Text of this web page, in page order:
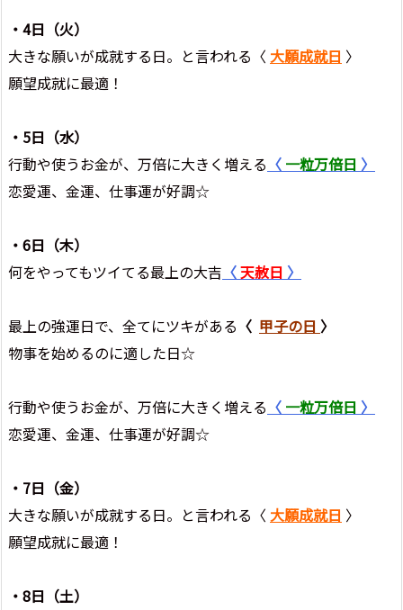
・4日（火）
大きな願いが成就する日。と言われる〈 大願成就日 〉
願望成就に最適！
・5日（水）
行動や使うお金が、万倍に大きく増える 〈 一粒万倍日 〉
恋愛運、金運、仕事運が好調☆
・6日（木）
何をやってもツイてる最上の大吉 〈天赦日 〉
最上の強運日で、全てにツキがある 〈 甲子の日 〉
物事を始めるのに適した日☆
行動や使うお金が、万倍に大きく増える 〈 一粒万倍日 〉
恋愛運、金運、仕事運が好調☆
・7日（金）
大きな願いが成就する日。と言われる〈 大願成就日 〉
願望成就に最適！
・8日（土）